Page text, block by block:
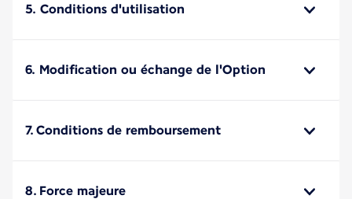
5. Conditions d'utilisation
6. Modification ou échange de l'Option
7. Conditions de remboursement
8. Force majeure